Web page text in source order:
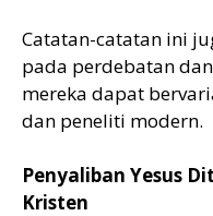
Catatan-catatan ini
pada perdebatan
mereka dapat
dan peneliti modern.
Penyaliban Yesus
Kristen